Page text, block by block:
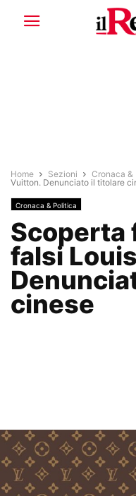
Home Sezioni Cronaca &
Vuitton. Denunciato il titolare
Cronaca & Politica
Scoperta
falsi
cinese